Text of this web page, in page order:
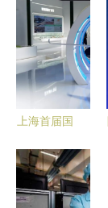
上海首届国
览会开幕
开启低碳智